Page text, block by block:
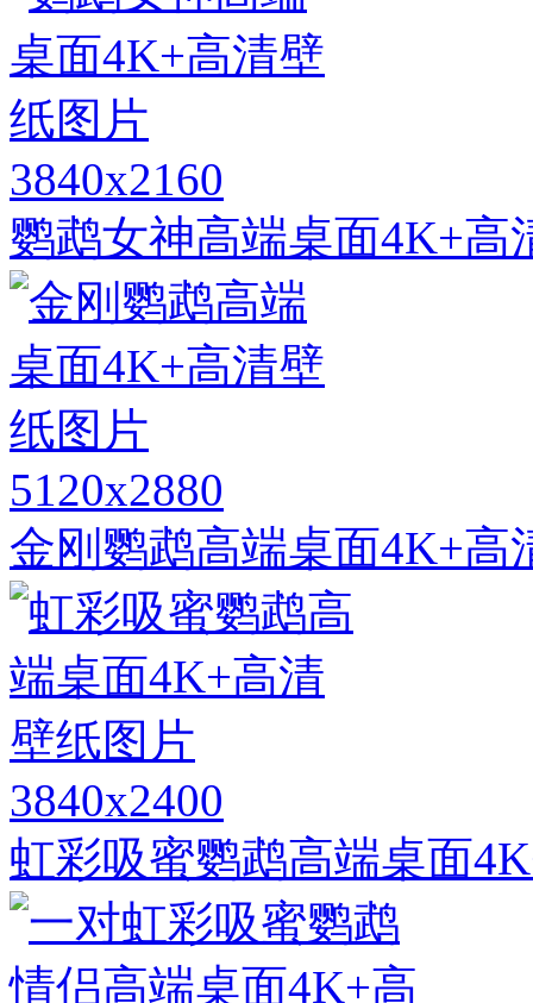
3840x2160
鹦鹉女神高端桌面4K+高
5120x2880
金刚鹦鹉高端桌面4K+高
3840x2400
虹彩吸蜜鹦鹉高端桌面